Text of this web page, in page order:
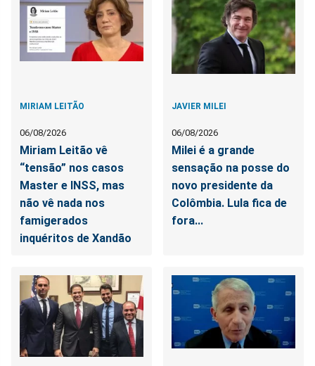
MIRIAM LEITÃO
06/08/2026
Miriam Leitão vê
“tensão” nos casos
Master e INSS, mas
não vê nada nos
famigerados
inquéritos de Xandão
JAVIER MILEI
06/08/2026
Milei é a grande
sensação na posse do
novo presidente da
Colômbia. Lula fica de
fora...